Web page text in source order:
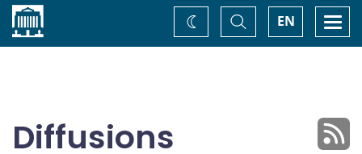
Accueil EN
Basculer
la
recherche
Changez
de
Diffusions